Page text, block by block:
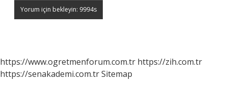
https://www.ogretmenforum.com.tr https://zih.com.tr
https://senakademi.com.trSitemap